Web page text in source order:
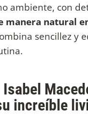
ambiente, con
manera natural
sencillez y
increíble